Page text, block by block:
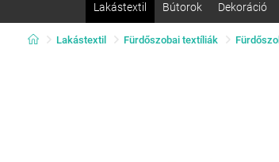
Lakástextil Bútorok Dekoráció
Lakástextil Fürdőszobai textíliák